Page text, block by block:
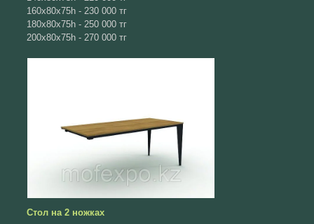
160x80x75h - 230 000 тг
180x80x75h - 250 000 тг
200x80x75h - 270 000 тг
Стол на 2 ножках